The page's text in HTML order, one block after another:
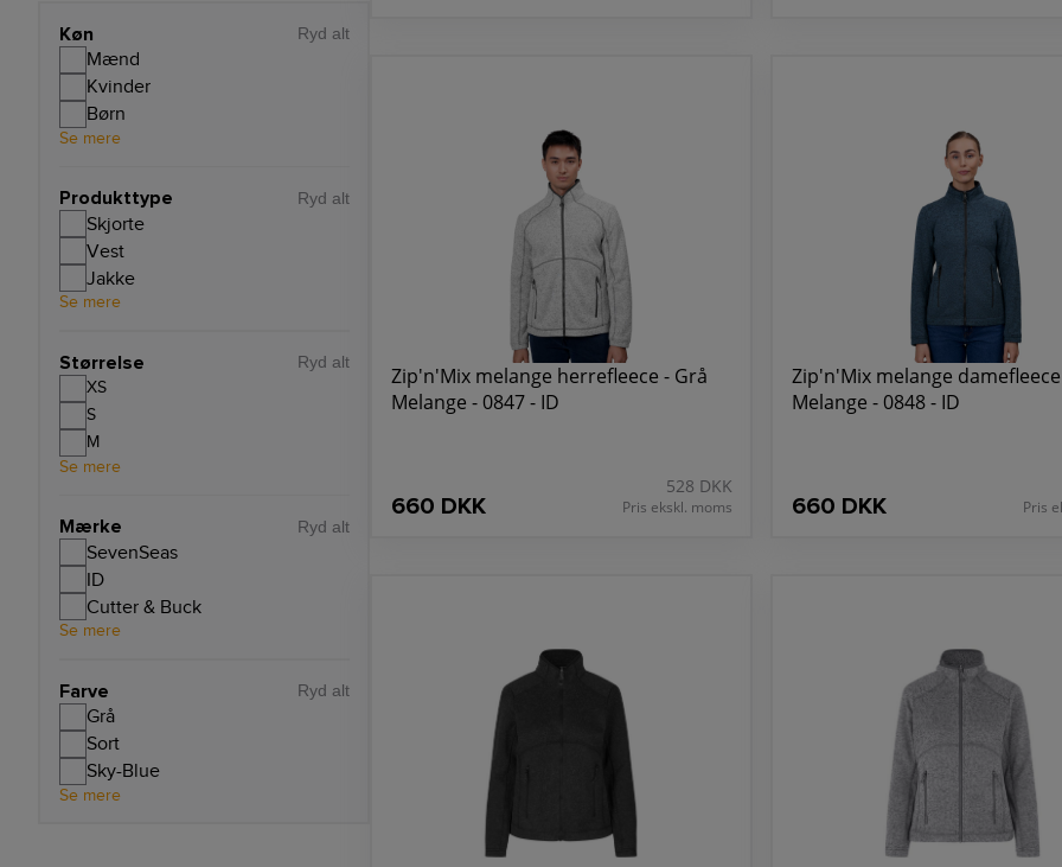
Køn Ryd alt
Mænd
Kvinder
Børn
Se mere
Produkttype Ryd alt
Skjorte
Vest
Jakke
Se mere
Størrelse
Ryd alt
XS
S
M
Se mere
Mærke Ryd alt
SevenSeas
ID
Cutter & Buck
Se mere
Farve Ryd alt
Grå
Sort
Sky-Blue
Se mere
Zip'n'Mix melange herrefleece - Grå
Melange - 0847 - ID
660 DKK
528 DKK
Pris ekskl. moms
Zip'n'Mix melange
Melange - 0848 - ID
660 DKK Pris